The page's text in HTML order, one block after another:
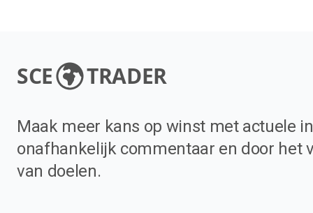
SCE TRADER
Maak meer kans op winst met actuele
onafhankelijk commentaar en door het
van doelen.